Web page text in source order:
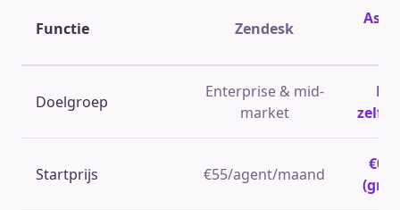
Functie Zendesk
Doelgroep
Enterprise & mid-
market
Startprijs €55/agent/maand
€0/